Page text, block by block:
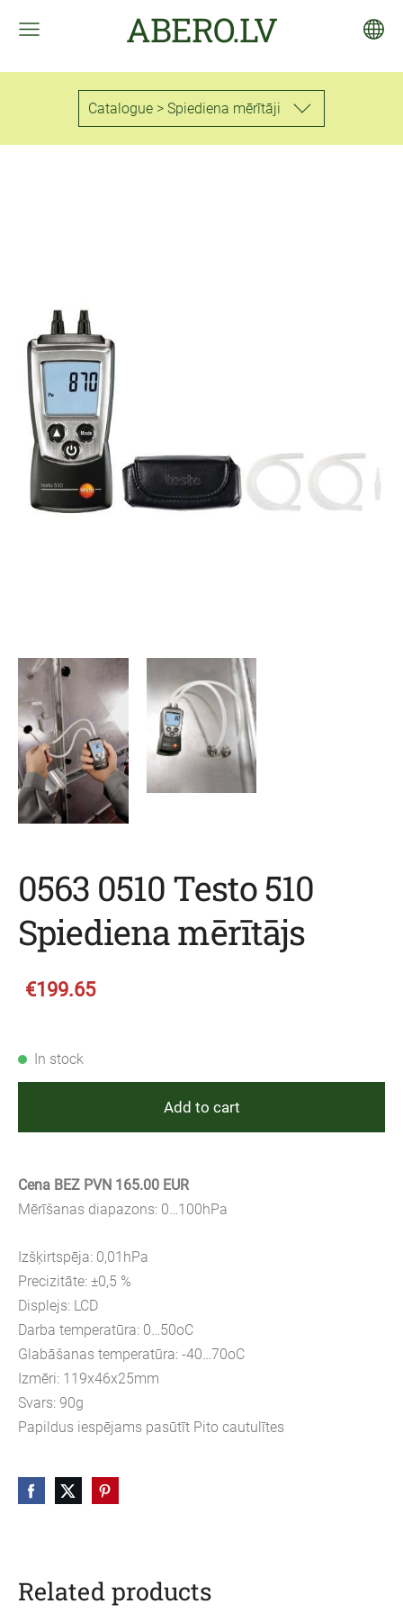
ABERO.LV
Catalogue > Spiediena mērītāji
0563 0510 Testo 510
Spiediena mērītājs
€199.65
In stock
Add to cart
Cena BEZ PVN 165.00 EUR
Mērīšanas diapazons: 0…100hPa
Izšķirtspēja: 0,01hPa
Precizitāte: ±0,5 %
Displejs: LCD
Darba temperatūra: 0…50oC
Glabāšanas temperatūra: -40…70oC
Izmēri: 119x46x25mm
Svars: 90g
Papildus iespējams pasūtīt Pito cautulītes
Related products